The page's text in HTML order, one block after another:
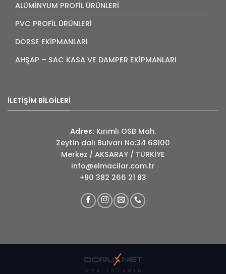
ALÜMİNYUM PROFİL ÜRÜNLERİ
PVC PROFİL ÜRÜNLERİ
DORSE EKİPMANLARI
AHŞAP – SAC KASA VE DAMPER EKİPMANLARI
İLETİŞİM BİLGİLERİ
Adres: Kırımlı OSB Mah.
Zeytin dalı Bulvarı No:34 68100
Merkez / AKSARAY / TÜRKİYE
info@elmacilar.com.tr
+90 382 266 21 83